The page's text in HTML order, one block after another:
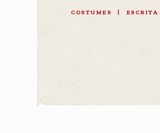
COSTUMES ESCRITA